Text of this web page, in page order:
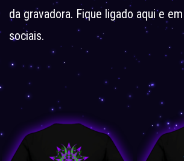
da gravadora. Fique ligado aqui e
sociais.